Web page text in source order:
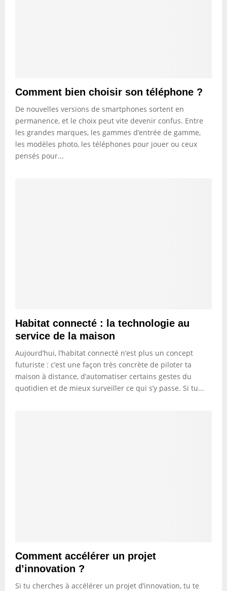
Comment bien choisir son téléphone ?
De nouvelles versions de smartphones sortent en
permanence, et le choix peut vite devenir confus. Entre
les grandes marques, les gammes d’entrée de gamme,
les modèles photo, les téléphones pour jouer ou ceux
pensés pour...
Habitat connecté : la technologie au
service de la maison
Aujourd’hui, l’habitat connecté n’est plus un concept
futuriste : c’est une façon très concrète de piloter ta
maison à distance, d’automatiser certains gestes du
quotidien et de mieux surveiller ce qui s’y passe. Si tu...
Comment accélérer un projet
d’innovation ?
Si tu cherches à accélérer un projet d’innovation, tu te